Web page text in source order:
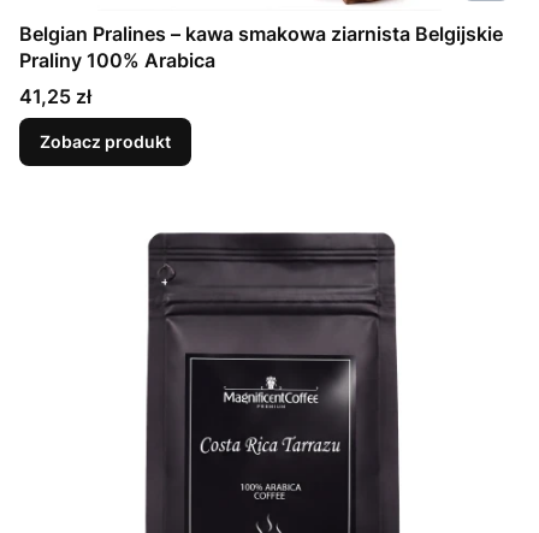
Belgian Pralines – kawa smakowa ziarnista Belgijskie
Praliny 100% Arabica
Cena
41,25 zł
Zobacz produkt